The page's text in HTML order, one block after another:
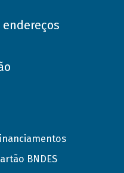
BNDES